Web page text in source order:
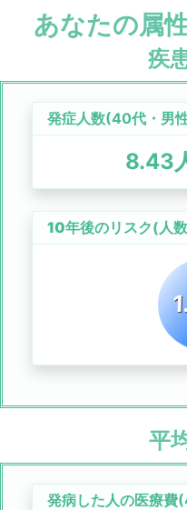
あなたの属
疾
発症人数(40代 ・ 男
8.43
10年後のリスク(人
平
発病した人の医療費(